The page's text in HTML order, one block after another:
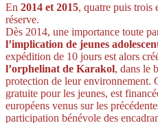
En 2014 et 2015, quatre puis trois
réserve.
Dès 2014, une importance toute
l’implication de jeunes
expédition de 10 jours est alors
l’orphelinat de Karakol, dans le
protection de leur environnement.
gratuite pour les jeunes, est
européens venus sur les
participation bénévole des